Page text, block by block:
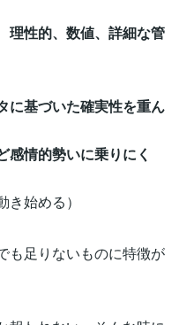
理性的、数値、詳細な管
に基づいた確実性を重ん
感情的勢いに乗りにく
き始める）
も足りないものに特徴が